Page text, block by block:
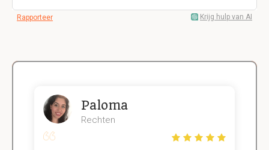
Rapporteer Krijg hulp van AI
Paloma
Rechten